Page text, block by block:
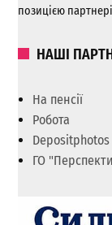
позицією
НАШІ
На пенсії
Робота
Depositphotos
ГО